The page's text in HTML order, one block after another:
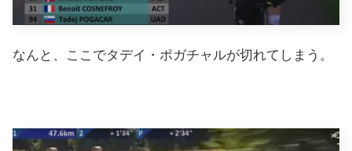
なんと、ここでタデイ・ポガチャルが切れてしまう。